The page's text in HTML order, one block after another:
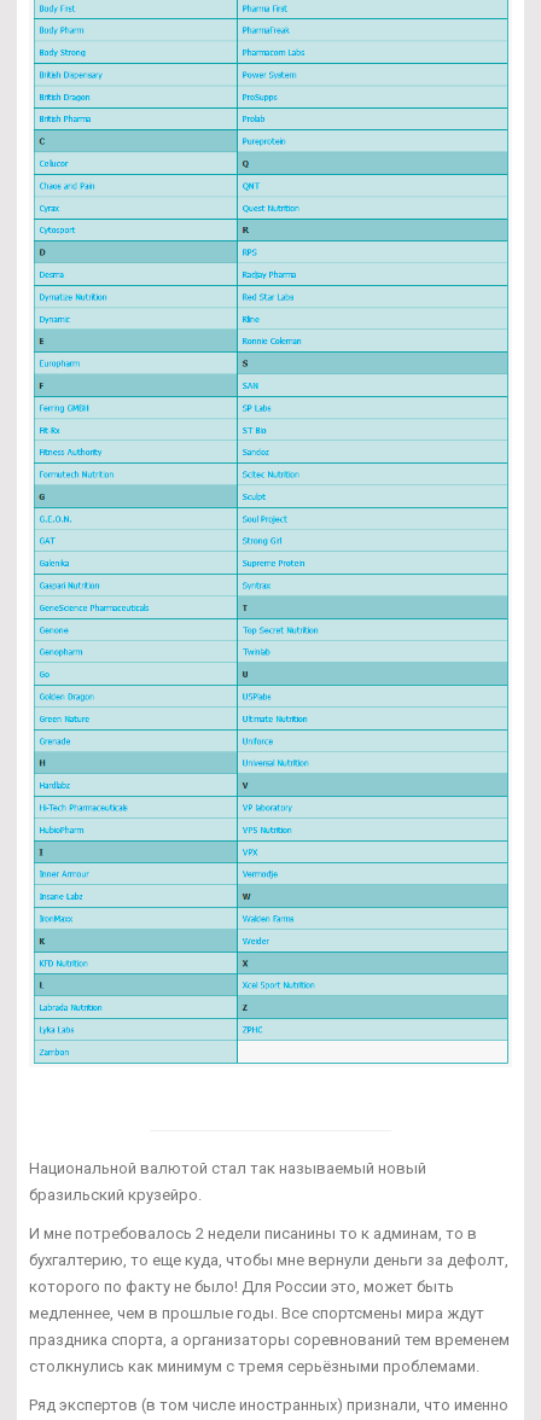
Национальной валютой стал так называемый новый
бразильский крузейро.
И мне потребовалось 2 недели писанины то к админам, то в
бухгалтерию, то еще куда, чтобы мне вернули деньги за дефолт,
которого по факту не было! Для России это, может быть
медленнее, чем в прошлые годы. Все спортсмены мира ждут
праздника спорта, а организаторы соревнований тем временем
столкнулись как минимум с тремя серьёзными проблемами.
Ряд экспертов (в том числе иностранных) признали, что именно